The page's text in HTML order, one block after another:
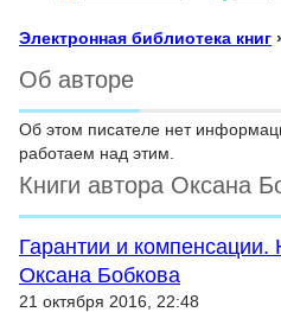
Электронная библиотека книг
Об авторе
Об этом писателе нет
работаем над этим.
Книги автора Оксана
Гарантии и
Оксана Бобкова
21 октября 2016, 22:48